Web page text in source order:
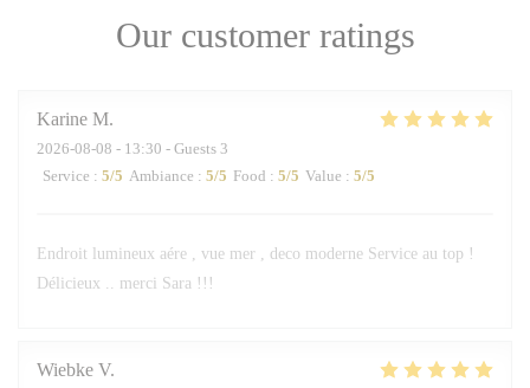
Our customer ratings
Karine M
2026-08-08 - 13:30 - Guests 3
Service : 5/5 Ambiance : 5/5 Food : 5/5 Value : 5/5
Endroit lumineux aére , vue mer , deco moderne Service au top !
Délicieux .. merci Sara !!!
Wiebke V